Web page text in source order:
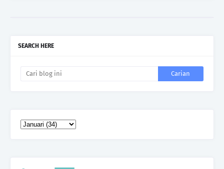
SEARCH HERE